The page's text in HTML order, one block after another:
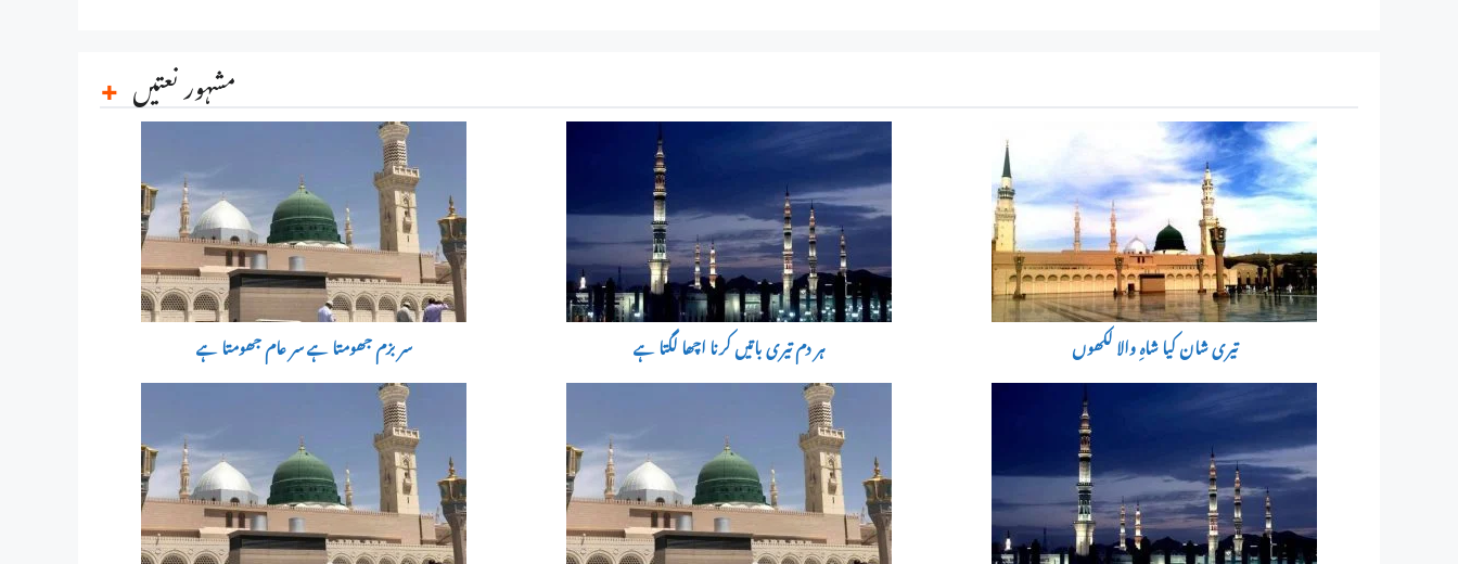
مشہور نعتیں
سر بزم جھومتا ہے سر عام جھومتا ہے ہر دم تیری باتیں کرنا اچھا لگتا ہے تیری شان کیا شاہِ والا لکھوں